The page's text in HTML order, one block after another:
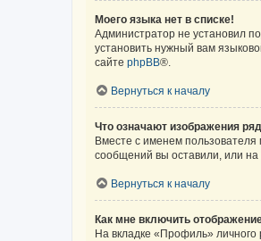
Моего языка нет в списке!
Администратор не установил
установить нужный вам
сайте phpBB®.
Вернуться к началу
Что означают изображения
Вместе с именем пользователя
сообщений вы оставили, или на
Вернуться к началу
Как мне включить
На вкладке «Профиль»